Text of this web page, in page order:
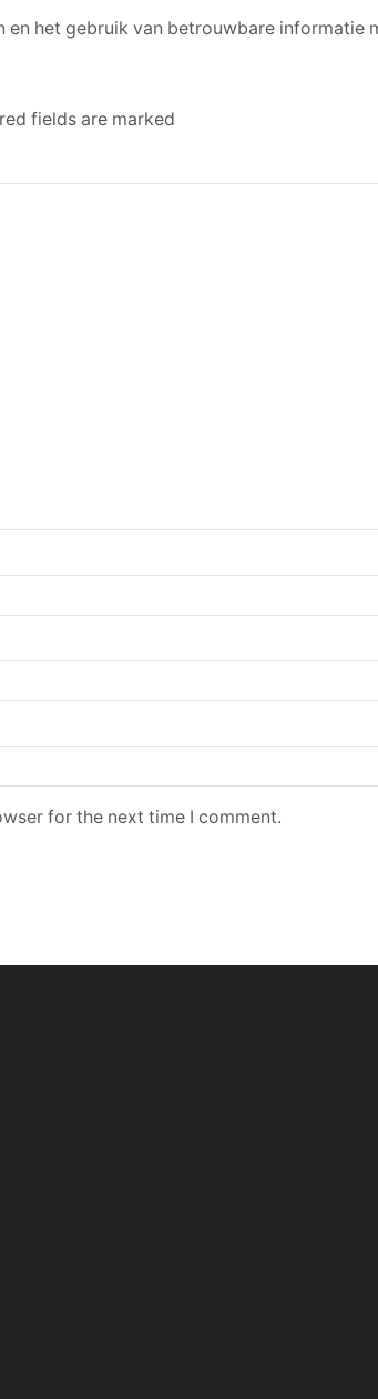
het gebruik van betrouwbare
fields are marked
for the next time I comment.